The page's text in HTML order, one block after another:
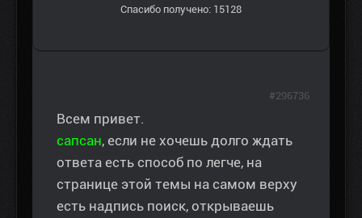
Спасибо получено: 15128
Всем привет.
сапсан, если не хочешь долго ждать
ответа есть способ по легче, на
странице этой темы на самом верху
есть надпись поиск, открываешь
#296736